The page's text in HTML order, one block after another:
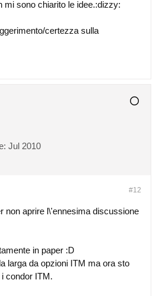
mi sono chiarito le idee.:dizzy:
certezza sulla
Jul 2010
#12
non aprire l\'ennesima discussione
in paper :D
larga da opzioni ITM ma ora sto
condor ITM.